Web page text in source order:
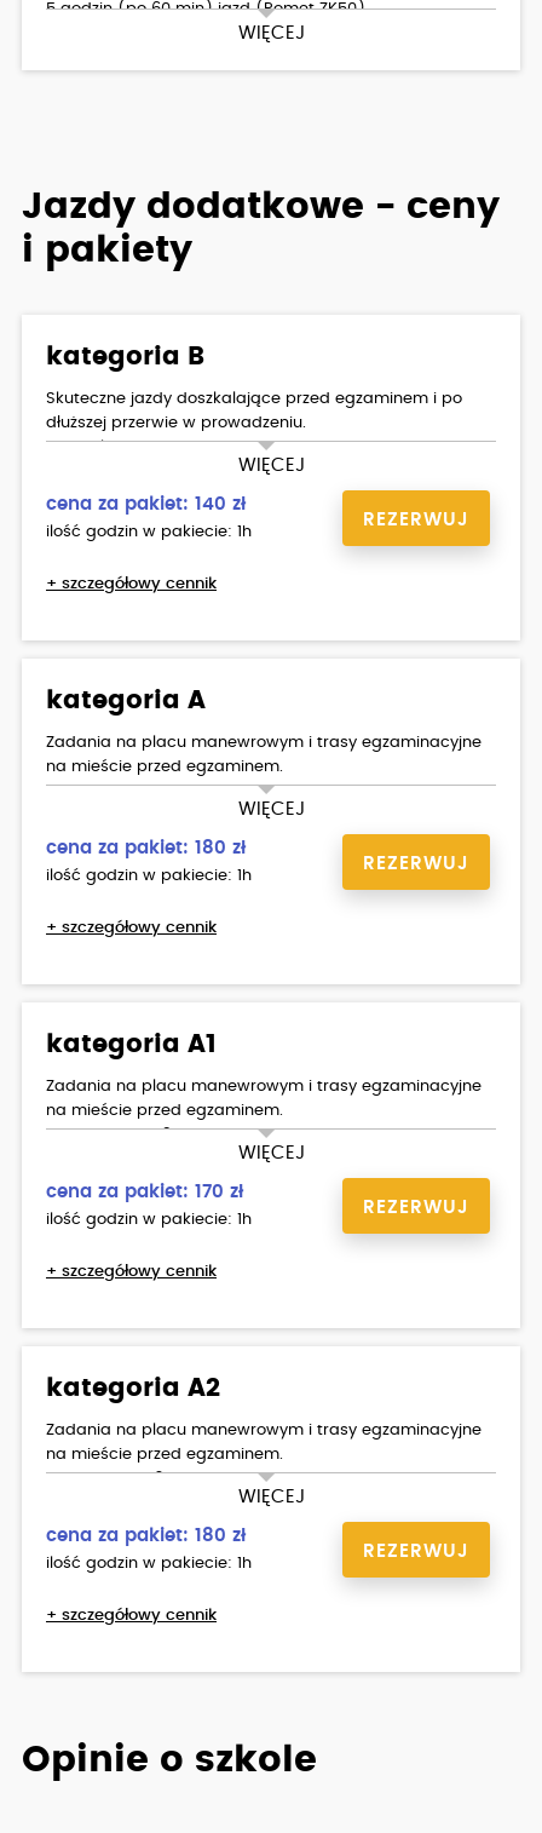
WIĘCEJ
5 godzin (po 60 min) jazd (Romet ZK50)
egzamin wewnętrzny teoria/ praktyka
Jazdy dodatkowe - ceny
i pakiety
kategoria B
WIĘCEJ
Skuteczne jazdy doszkalające przed egzaminem i po
dłuższej przerwie w prowadzeniu.
Przy zakupie co najmniej 10 godz rabaty. RENAULT CLIO V.
cena za pakiet: 140 zł
ilość godzin w pakiecie: 1h
REZERWUJ
+ szczegółowy cennik
kategoria A
WIĘCEJ
Zadania na placu manewrowym i trasy egzaminacyjne
na mieście przed egzaminem.
YAMAHA MT - 07.
cena za pakiet: 180 zł
ilość godzin w pakiecie: 1h
REZERWUJ
+ szczegółowy cennik
kategoria A1
WIĘCEJ
Zadania na placu manewrowym i trasy egzaminacyjne
na mieście przed egzaminem.
YAMAHA MT - 125.
cena za pakiet: 170 zł
ilość godzin w pakiecie: 1h
REZERWUJ
+ szczegółowy cennik
kategoria A2
WIĘCEJ
Zadania na placu manewrowym i trasy egzaminacyjne
na mieście przed egzaminem.
YAMAHA XJ - 6.
cena za pakiet: 180 zł
ilość godzin w pakiecie: 1h
REZERWUJ
+ szczegółowy cennik
Opinie o szkole